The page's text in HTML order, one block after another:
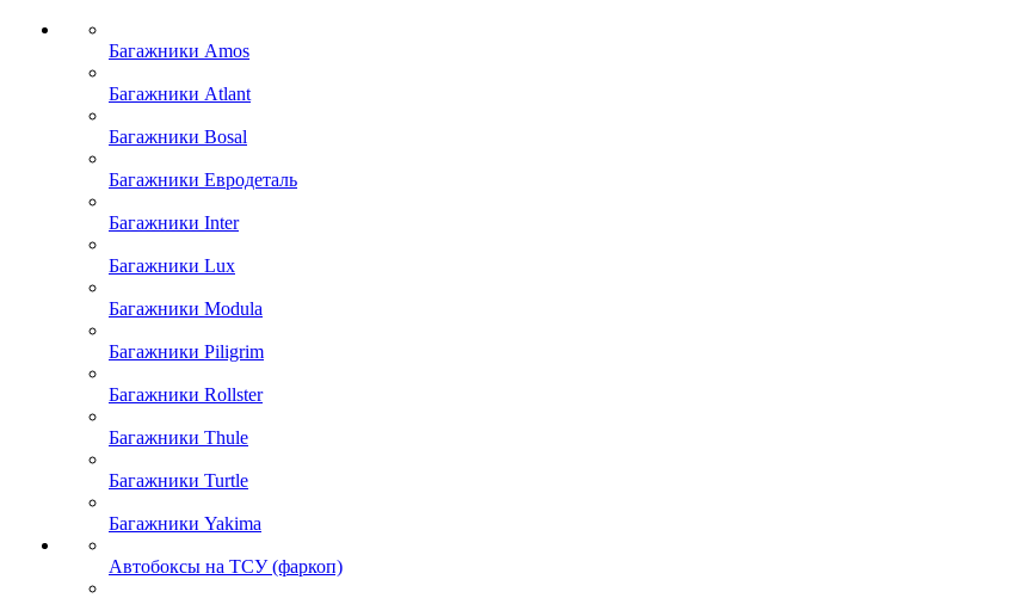
Багажники Amos
Багажники Atlant
Багажники Bosal
Багажники Евродеталь
Багажники Inter
Багажники Lux
Багажники Modula
Багажники Piligrim
Багажники Rollster
Багажники Thule
Багажники Turtle
Багажники Yakima
Автобоксы на ТСУ (фаркоп)